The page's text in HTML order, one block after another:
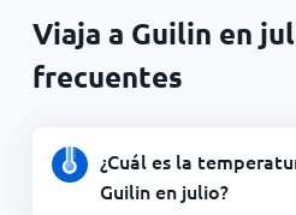
Viaja a Guilin en
frecuentes
¿Cuál es la
Guilin en julio?